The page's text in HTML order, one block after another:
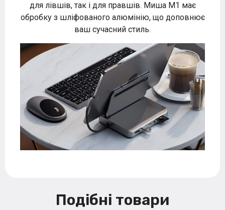
для лівшів, так і для правшів. Миша M1 має
обробку з шліфованого алюмінію, що доповнює
ваш сучасний стиль.
Подібні товари